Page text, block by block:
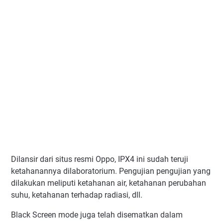
Dilansir dari situs resmi Oppo, IPX4 ini sudah teruji
ketahanannya dilaboratorium. Pengujian pengujian yang
dilakukan meliputi ketahanan air, ketahanan perubahan
suhu, ketahanan terhadap radiasi, dll.
Black Screen mode juga telah disematkan dalam